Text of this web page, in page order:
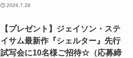
2026.7.28
【プレゼント】ジェイソン・ステ
イサム最新作『シェルター』先行
試写会に10名様ご招待☆（応募締